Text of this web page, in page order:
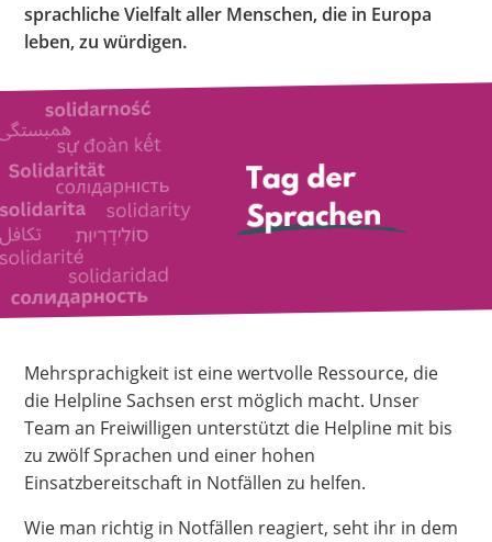
sprachliche Vielfalt aller Menschen, die in Europa
leben, zu würdigen.
Mehrsprachigkeit ist eine wertvolle Ressource, die
die Helpline Sachsen erst möglich macht. Unser
Team an Freiwilligen unterstützt die Helpline mit bis
zu zwölf Sprachen und einer hohen
Einsatzbereitschaft in Notfällen zu helfen.
Wie man richtig in Notfällen reagiert, seht ihr in dem